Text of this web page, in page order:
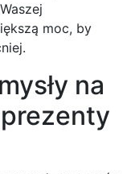
moc, by
na